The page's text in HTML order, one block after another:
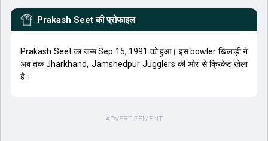
Prakash Seet की प्रोफाइल
Prakash Seet का जन्म Sep 15, 1991 को हुआ। इस bowler खिलाड़ी ने
अब तकJharkhand, Jamshedpur Jugglers की ओर से क्रिकेट खेला
है।